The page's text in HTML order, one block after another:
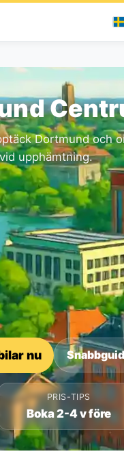
Dortmund och
upphämtning.
nu
PRIS-TIPS
Boka 2-4 v före